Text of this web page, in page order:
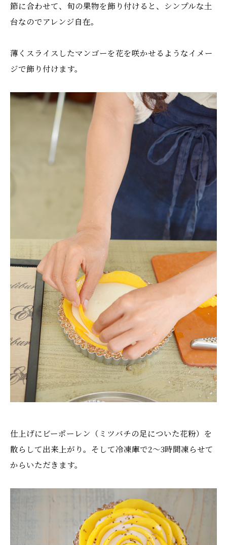
節に合わせて、旬の果物を飾り付けると、シンプルな土
台なのでアレンジ自在。
薄くスライスしたマンゴーを花を咲かせるようなイメー
ジで飾り付けます。
仕上げにビーポーレン（ミツバチの足についた花粉）を
散らして出来上がり。そして冷凍庫で2～3時間凍らせて
からいただきます。